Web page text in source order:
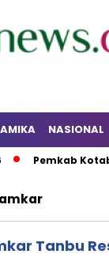
NASIONAL
Pemkab
Tanbu